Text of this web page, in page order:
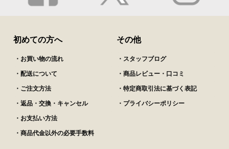
初めての方へ
・お買い物の流れ
・配送について
・ご注文方法
・返品・交換・キャンセル
・お支払い方法
・商品代金以外の必要手数料
その他
・スタッフブログ
・商品レビュー・口コミ
・特定商取引法に基づく表記
・プライバシーポリシー